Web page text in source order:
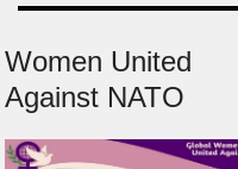
Women United
Against NATO